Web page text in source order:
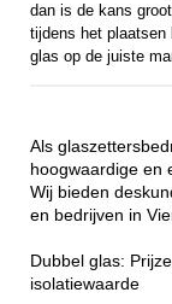
dan is de kans
tijdens het plaatsen
glas op de juiste
Als
hoogwaardige en
Wij bieden
en bedrijven in
Dubbel glas:
isolatiewaarde